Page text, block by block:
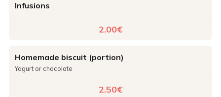
Infusions
2.00€
Homemade biscuit (portion)
Yogurt or chocolate
2.50€